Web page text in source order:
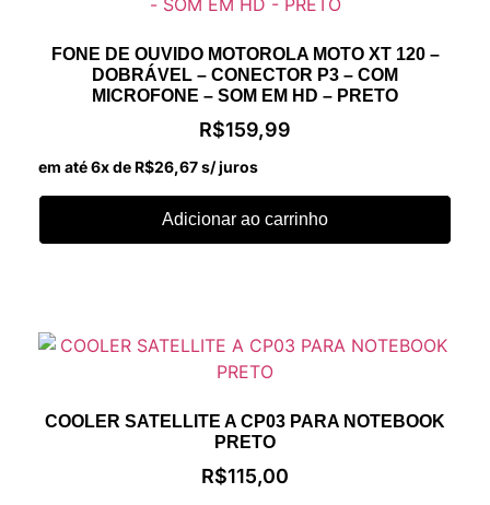
FONE DE OUVIDO MOTOROLA MOTO XT 120 –
DOBRÁVEL – CONECTOR P3 – COM
MICROFONE – SOM EM HD – PRETO
R$159,99
em até 6x de R$26,67s/ juros
Adicionar ao carrinho
COOLER SATELLITE A CP03 PARA NOTEBOOK
PRETO
R$115,00